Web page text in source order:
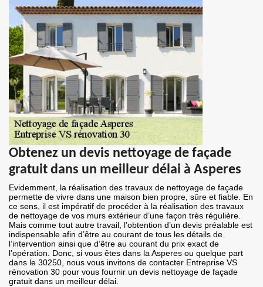
Obtenez un devis nettoyage de façade
gratuit dans un meilleur délai à Asperes
Evidemment, la réalisation des travaux de nettoyage de façade
permette de vivre dans une maison bien propre, sûre et fiable. En
ce sens, il est impératif de procéder à la réalisation des travaux
de nettoyage de vos murs extérieur d’une façon très régulière.
Mais comme tout autre travail, l’obtention d’un devis préalable est
indispensable afin d’être au courant de tous les détails de
l’intervention ainsi que d’être au courant du prix exact de
l’opération. Donc, si vous êtes dans la Asperes ou quelque part
dans le 30250, nous vous invitons de contacter Entreprise VS
rénovation 30 pour vous fournir un devis nettoyage de façade
gratuit dans un meilleur délai.